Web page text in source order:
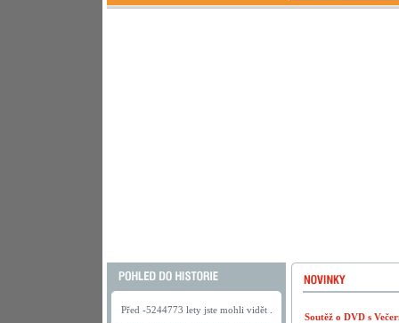
Před -5244773 lety jste mohli vidět .
Soutěž o DVD s